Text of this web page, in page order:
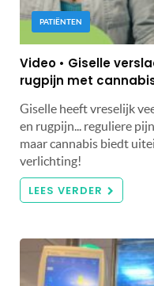
PATIËNTEN
Video • Giselle
rugpijn met
Giselle heeft vreselijk
en rugpijn... reguliere
maar cannabis biedt
verlichting!
LEES VERDER